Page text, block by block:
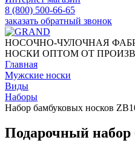
8 (800) 500-66-65
заказать обратный звонок
НОСОЧНО-ЧУЛОЧНАЯ
НОСКИ ОПТОМ ОТ
Главная
Мужские носки
Виды
Наборы
Набор бамбуковых носков
Подарочный набор